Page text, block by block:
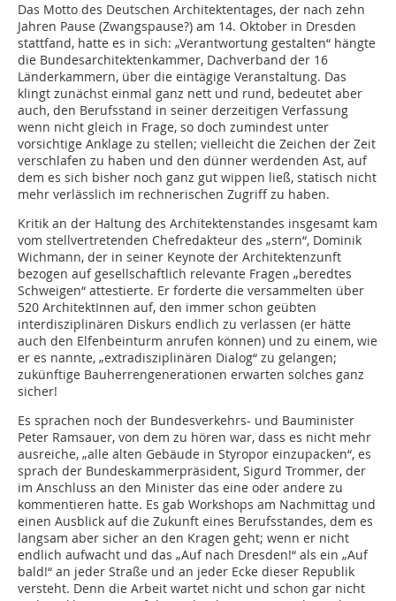
Das Motto des Deutschen Architektentages, der nach zehn
Jahren Pause (Zwangspause?) am 14. Oktober in Dresden
stattfand, hatte es in sich: „Verantwortung gestalten“ hängte
die Bundesarchitektenkammer, Dachverband der 16
Länderkammern, über die eintägige Veranstaltung. Das
klingt zunächst einmal ganz nett und rund, bedeutet aber
auch, den Berufsstand in seiner derzeitigen Verfassung
wenn nicht gleich in Frage, so doch zumindest unter
vorsichtige Anklage zu stellen; vielleicht die Zeichen der Zeit
verschlafen zu haben und den dünner werdenden Ast, auf
dem es sich bisher noch ganz gut wippen ließ, statisch nicht
mehr verlässlich im rechnerischen Zugriff zu haben.
Kritik an der Haltung des Architektenstandes insgesamt kam
vom stellvertretenden Chefredakteur des „stern“, Dominik
Wichmann, der in seiner Keynote der Architektenzunft
bezogen auf gesellschaftlich relevante Fragen „beredtes
Schweigen“ attestierte. Er forderte die versammelten über
520 ArchitektInnen auf, den immer schon geübten
interdisziplinären Diskurs endlich zu verlassen (er hätte
auch den Elfenbeinturm anrufen kön­nen) und zu einem, wie
er es nannte, „extradisziplinären Dialog“ zu gelangen;
zukünftige Bauherrengenerationen erwarten solches ganz
sicher!
Es sprachen noch der Bundesverkehrs- und Bauminister
Peter Ramsauer, von dem zu hören war, dass es nicht mehr
ausreiche, „alle alten Gebäude in Styropor einzupacken“, es
sprach der Bundeskammerpräsident, Sigurd Trommer, der
im Anschluss an den Minister das eine oder andere zu
kommentieren hatte. Es gab Workshops am Nachmittag und
einen Ausblick auf die Zukunft eines Berufsstandes, dem es
langsam aber sicher an den Kragen geht; wenn er nicht
endlich aufwacht und das „Auf nach Dresden!“ als ein „Auf
bald!“ an jeder Straße und an jeder Ecke dieser Republik
versteht. Denn die Arbeit wartet nicht und schon gar nicht